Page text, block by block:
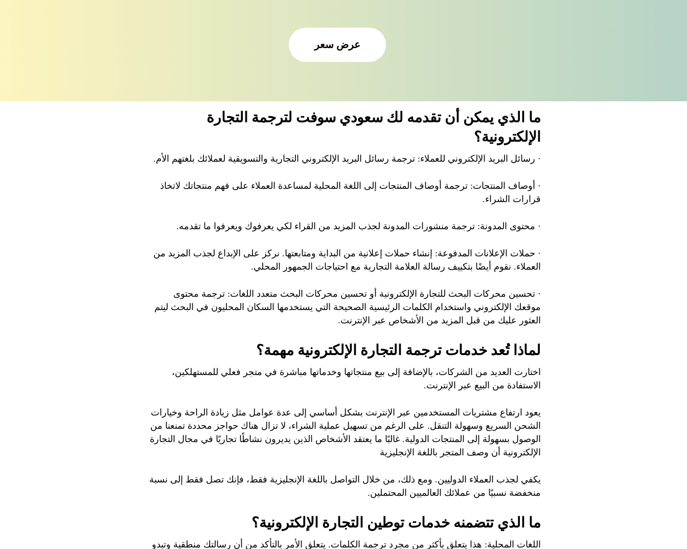
عرض سعر
ما الذي يمكن أن تقدمه لك سعودي سوفت لترجمة التجارة
الإلكترونية؟
· رسائل البريد الإلكتروني للعملاء: ترجمة رسائل البريد الإلكتروني التجارية والتسويقية لعملائك بلغتهم الأم.
· أوصاف المنتجات: ترجمة أوصاف المنتجات إلى اللغة المحلية لمساعدة العملاء على فهم منتجاتك لاتخاذ
قرارات الشراء.
· محتوى المدونة: ترجمة منشورات المدونة لجذب المزيد من القراء لكي يعرفوك ويعرفوا ما تقدمه.
· حملات الإعلانات المدفوعة: إنشاء حملات إعلانية من البداية ومتابعتها. نركز على الإبداع لجذب المزيد من
العملاء. نقوم أيضًا بتكييف رسالة العلامة التجارية مع احتياجات الجمهور المحلي.
· تحسين محركات البحث للتجارة الإلكترونية أو تحسين محركات البحث متعدد اللغات: ترجمة محتوى
موقعك الإلكتروني واستخدام الكلمات الرئيسية الصحيحة التي يستخدمها السكان المحليون في البحث ليتم
العثور عليك من قبل المزيد من الأشخاص عبر الإنترنت.
لماذا تُعد خدمات ترجمة التجارة الإلكترونية مهمة؟
اختارت العديد من الشركات، بالإضافة إلى بيع منتجاتها وخدماتها مباشرة في متجر فعلي للمستهلكين،
الاستفادة من البيع عبر الإنترنت.
يعود ارتفاع مشتريات المستخدمين عبر الإنترنت بشكل أساسي إلى عدة عوامل مثل زيادة الراحة وخيارات
الشحن السريع وسهولة التنقل. على الرغم من تسهيل عملية الشراء، لا تزال هناك حواجز محددة تمنعنا من
الوصول بسهولة إلى المنتجات الدولية. غالبًا ما يعتقد الأشخاص الذين يديرون نشاطًا تجاريًا في مجال التجارة
الإلكترونية أن وصف المتجر باللغة الإنجليزية
يكفي لجذب العملاء الدوليين. ومع ذلك، من خلال التواصل باللغة الإنجليزية فقط، فإنك تصل فقط إلى نسبة
منخفضة نسبيًا من عملائك العالميين المحتملين.
ما الذي تتضمنه خدمات توطين التجارة الإلكترونية؟
اللغات المحلية: هذا يتعلق بأكثر من مجرد ترجمة الكلمات. يتعلق الأمر بالتأكد من أن رسالتك منطقية وتبدو